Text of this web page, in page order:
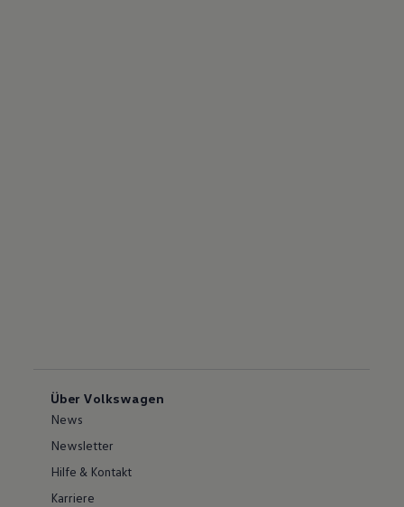
Über Volkswagen
News
Newsletter
Hilfe & Kontakt
Karriere